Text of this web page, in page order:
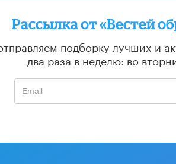
Рассылка от «Вестей
подборку лучших и
два раза в неделю: во